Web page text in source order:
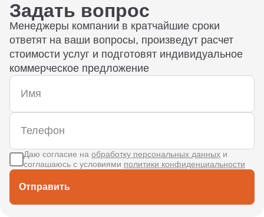
Задать вопрос
Менеджеры компании в кратчайшие сроки
ответят на ваши вопросы, произведут расчет
стоимости услуг и подготовят индивидуальное
коммерческое предложение
Отправить
Даю согласие на обработку персональных данных и
соглашаюсь с условиями политики конфиденциальности